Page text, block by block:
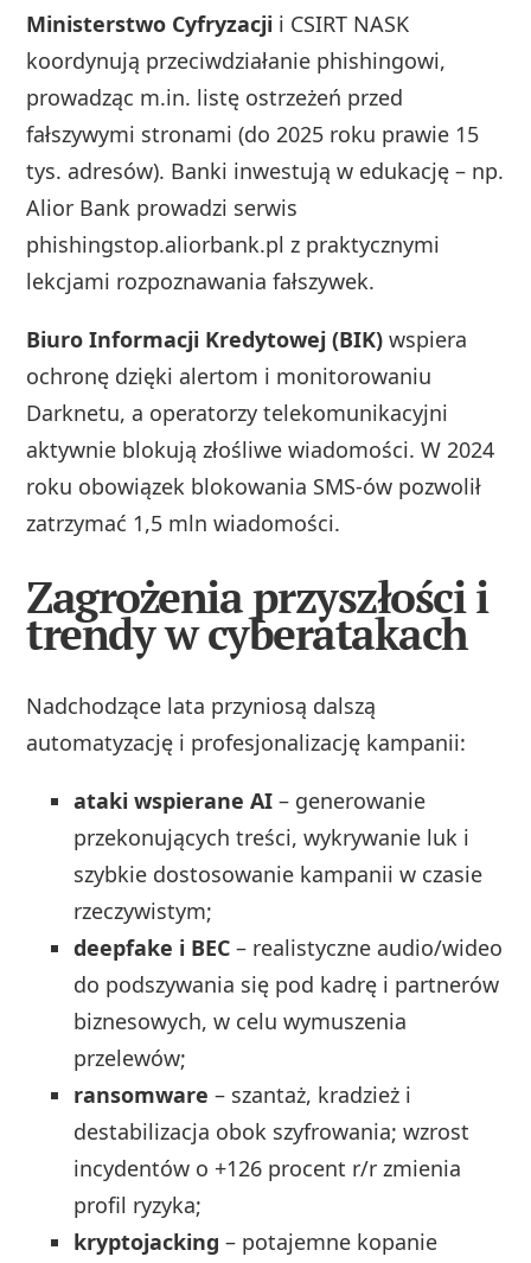
Ministerstwo Cyfryzacji i CSIRT NASK
koordynują przeciwdziałanie phishingowi,
prowadząc m.in. listę ostrzeżeń przed
fałszywymi stronami (do 2025 roku prawie 15
tys. adresów). Banki inwestują w edukację – np.
Alior Bank prowadzi serwis
phishingstop.aliorbank.pl z praktycznymi
lekcjami rozpoznawania fałszywek.
Biuro Informacji Kredytowej (BIK) wspiera
ochronę dzięki alertom i monitorowaniu
Darknetu, a operatorzy telekomunikacyjni
aktywnie blokują złośliwe wiadomości. W 2024
roku obowiązek blokowania SMS‑ów pozwolił
zatrzymać 1,5 mln wiadomości.
Zagrożenia przyszłości i
trendy w cyberatakach
Nadchodzące lata przyniosą dalszą
automatyzację i profesjonalizację kampanii:
ataki wspierane AI – generowanie
przekonujących treści, wykrywanie luk i
szybkie dostosowanie kampanii w czasie
rzeczywistym;
deepfake i BEC – realistyczne audio/wideo
do podszywania się pod kadrę i partnerów
biznesowych, w celu wymuszenia
przelewów;
ransomware – szantaż, kradzież i
destabilizacja obok szyfrowania; wzrost
incydentów o +126 procent r/r zmienia
profil ryzyka;
kryptojacking – potajemne kopanie